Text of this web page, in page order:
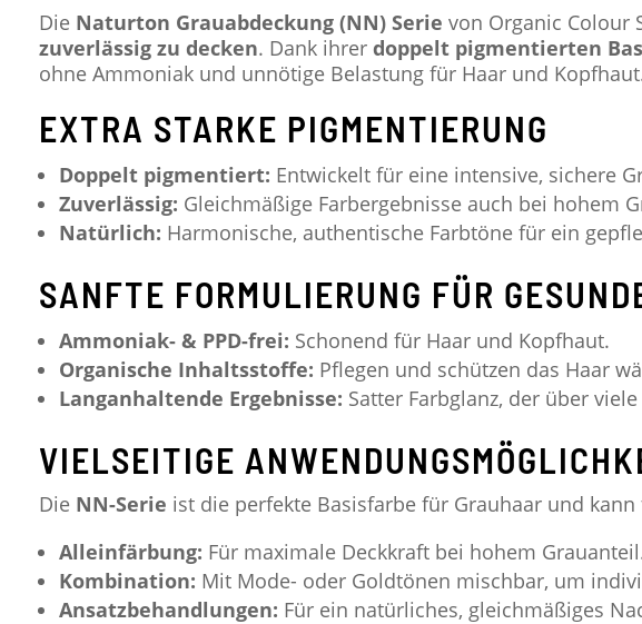
Die Naturton Grauabdeckung (NN) Serie von Organic Colour
zuverlässig zu decken. Dank ihrer doppelt pigmentierten
ohne Ammoniak und unnötige Belastung für Haar und
EXTRA STARKE PIGMENTIERUNG
Doppelt pigmentiert: Entwickelt für eine intensive, sichere
Zuverlässig: Gleichmäßige Farbergebnisse auch bei hohem
Natürlich: Harmonische, authentische Farbtöne für ein
SANFTE FORMULIERUNG FÜR
Ammoniak- & PPD-frei: Schonend für Haar und Kopfhaut.
Organische Inhaltsstoffe: Pflegen und schützen das Haar
Langanhaltende Ergebnisse: Satter Farbglanz, der über
VIELSEITIGE
Die NN-Serie ist die perfekte Basisfarbe für Grauhaar und
Alleinfärbung: Für maximale Deckkraft bei hohem
Kombination: Mit Mode- oder Goldtönen mischbar, um
Ansatzbehandlungen: Für ein natürliches, gleichmäßiges